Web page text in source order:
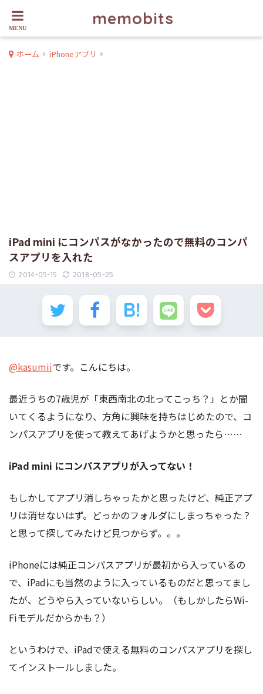
memobits
ホーム iPhoneアプリ
iPad mini にコンパスがなかったので無料のコンパ
スアプリを入れた
2014-05-15 2018-05-25
@kasumiiです。こんにちは。
最近うちの7歳児が「東西南北の北ってこっち？」とか聞
いてくるようになり、方角に興味を持ちはじめたので、コ
ンパスアプリを使って教えてあげようかと思ったら……
iPad mini にコンパスアプリが入ってない！
もしかしてアプリ消しちゃったかと思ったけど、純正アプ
リは消せないはず。どっかのフォルダにしまっちゃった？
と思って探してみたけど見つからず。。。
iPhoneには純正コンパスアプリが最初から入っているの
で、iPadにも当然のように入っているものだと思ってまし
たが、どうやら入っていないらしい。（もしかしたらWi-
Fiモデルだからかも？）
というわけで、iPadで使える無料のコンパスアプリを探し
てインストールしました。